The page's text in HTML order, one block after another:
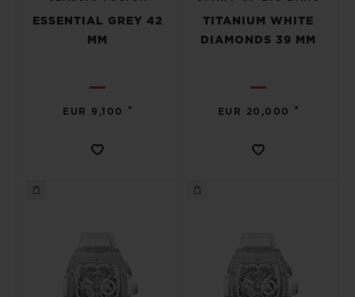
ESSENTIAL GREY 42
MM
EUR 9,100 •
TITANIUM WHITE
DIAMONDS 39 MM
EUR 20,000 •